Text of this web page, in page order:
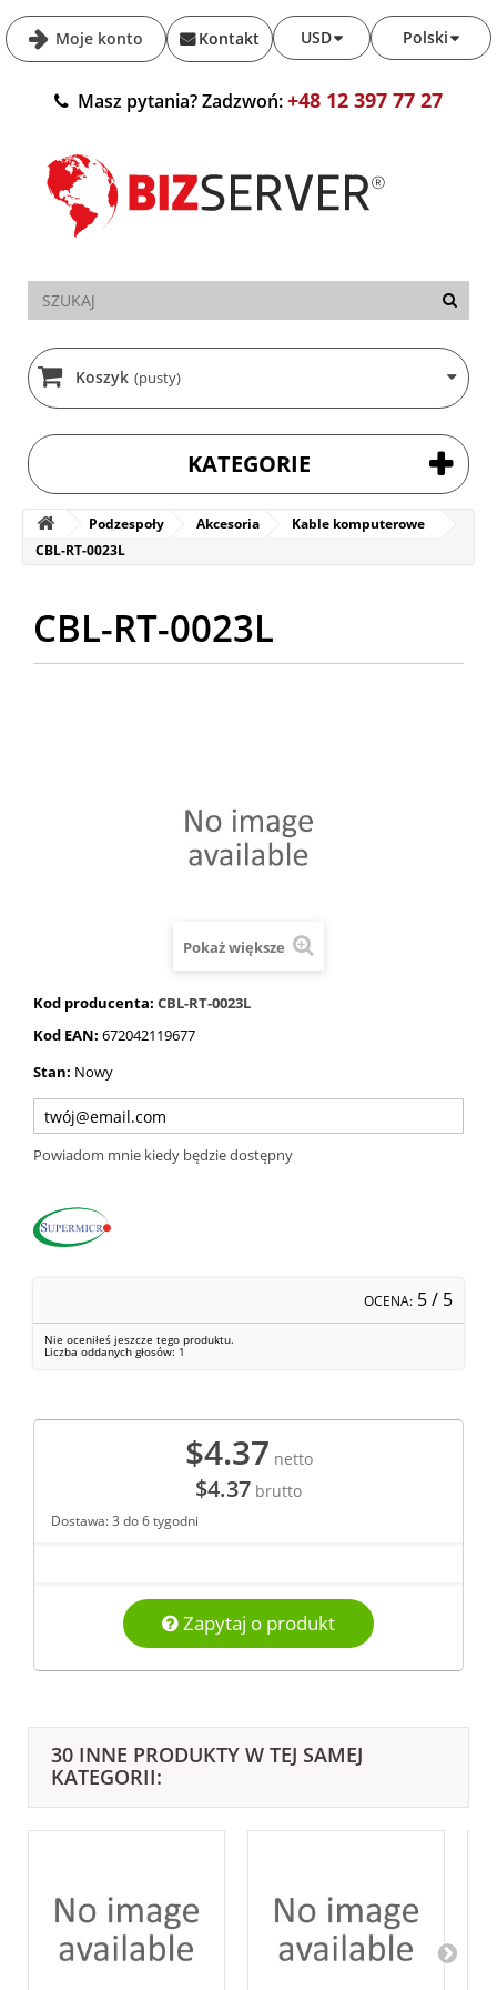
Moje konto Polski
USD
Kontakt
Masz pytania? Zadzwoń:+48 12 397 77 27
Koszyk (pusty)
KATEGORIE
Podzespoły Akcesoria
Kable komputerowe
CBL-RT-0023L
CBL-RT-0023L
Pokaż większe
Kod producenta: CBL-RT-0023L
Kod EAN: 672042119677
Stan: Nowy
Powiadom mnie kiedy będzie dostępny
OCENA: 5/ 5
Nie oceniłeś jeszcze tego produktu.
Liczba oddanych głosów: 1
$4.37 netto
$4.37 brutto
Dostawa: 3 do 6 tygodni
Zapytaj o produkt
30 INNE PRODUKTY W TEJ SAMEJ
KATEGORII: